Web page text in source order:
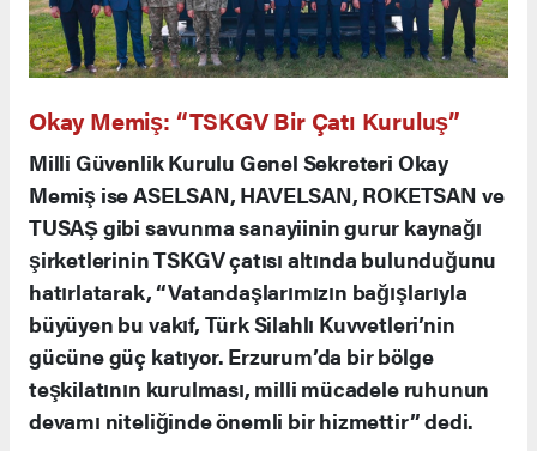
Okay Memiş: “TSKGV Bir Çatı Kuruluş”
Milli Güvenlik Kurulu Genel Sekreteri Okay
Memiş ise ASELSAN, HAVELSAN, ROKETSAN ve
TUSAŞ gibi savunma sanayiinin gurur kaynağı
şirketlerinin TSKGV çatısı altında bulunduğunu
hatırlatarak, “Vatandaşlarımızın bağışlarıyla
büyüyen bu vakıf, Türk Silahlı Kuvvetleri’nin
gücüne güç katıyor. Erzurum’da bir bölge
teşkilatının kurulması, milli mücadele ruhunun
devamı niteliğinde önemli bir hizmettir” dedi.